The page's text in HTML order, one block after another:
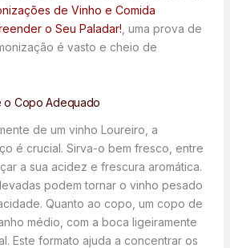
de Vinho e Comida
o Seu Paladar! , uma prova de
é vasto e cheio de
o Copo Adequado
de um vinho Loureiro, a
é crucial. Sirva-o bem fresco, entre
a sua acidez e frescura aromática.
podem tornar o vinho pesado
Quanto ao copo, um copo de
médio, com a boca ligeiramente
Este formato ajuda a concentrar os